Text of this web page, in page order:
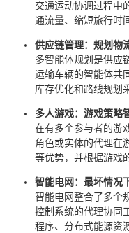
交通运动协调过程中
通流量、缩短旅行时
供应链管理：规划物
多智能体规划是供应
运输车辆的智能体共
库存优化和路线规划
多人游戏：游戏策略
在有多个参与者的游
角色或实体的代理在
等优势，并根据游戏
智能电网：最坏情况
智能电网整合了多个
控制系统的代理协同
程序、分布式能源资